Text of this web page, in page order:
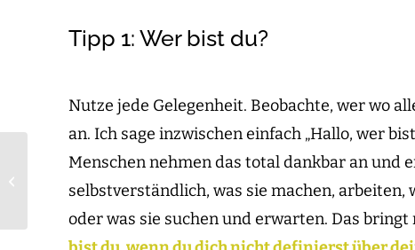
Tipp 1: Wer bist du?
Nutze jede Gelegenheit. Beobachte, wer wo
an. Ich sage inzwischen einfach „Hallo, wer
Menschen nehmen das total dankbar an und
selbstverständlich, was sie machen, arbeiten,
oder was sie suchen und erwarten. Das
Bestimmung – hat
jeder Mensch eine
Aufgabe?